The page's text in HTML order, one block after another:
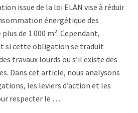
issue de la loi ELAN vise à réduire
énergétique des
de 1 000 m². Cependant,
si cette obligation se traduit
travaux lourds ou s’il existe des
Dans cet article, nous analysons
les leviers d’action et les
respecter le …